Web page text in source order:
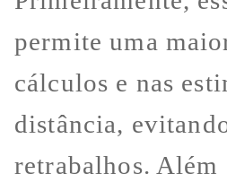
permite uma
cálculos e nas
distância,
retrabalhos. Além